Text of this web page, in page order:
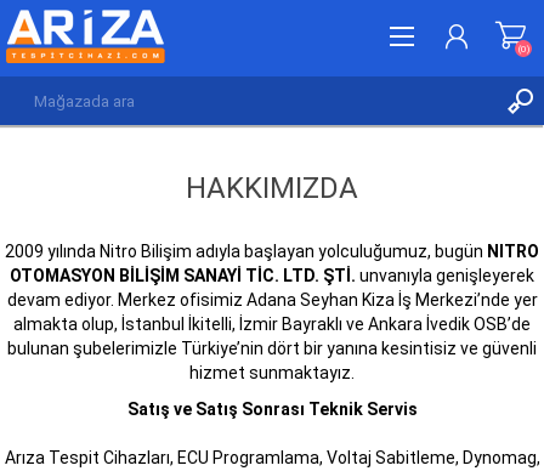
(0)
HAKKIMIZDA
2009 yılında Nitro Bilişim adıyla başlayan yolculuğumuz, bugün NITRO
OTOMASYON BİLİŞİM SANAYİ TİC. LTD. ŞTİ. unvanıyla genişleyerek
devam ediyor. Merkez ofisimiz Adana Seyhan Kiza İş Merkezi’nde yer
almakta olup, İstanbul İkitelli, İzmir Bayraklı ve Ankara İvedik OSB’de
bulunan şubelerimizle Türkiye’nin dört bir yanına kesintisiz ve güvenli
hizmet sunmaktayız.
Satış ve Satış Sonrası Teknik Servis
Arıza Tespit Cihazları, ECU Programlama, Voltaj Sabitleme, Dynomag,